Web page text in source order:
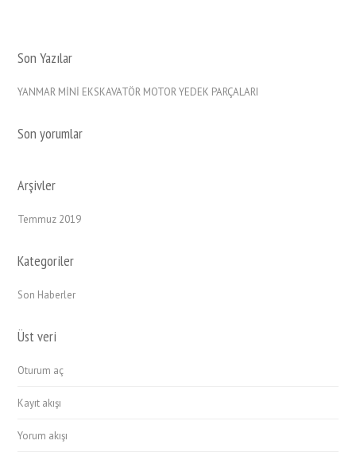
Son Yazılar
YANMAR MİNİ EKSKAVATÖR MOTOR YEDEK PARÇALARI
Son yorumlar
Arşivler
Temmuz 2019
Kategoriler
Son Haberler
Üst veri
Oturum aç
Kayıt akışı
Yorum akışı